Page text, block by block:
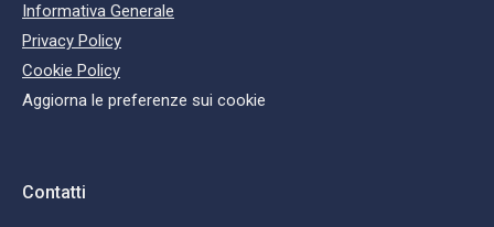
Informativa Generale
Privacy Policy
Cookie Policy
Aggiorna le preferenze sui cookie
Contatti